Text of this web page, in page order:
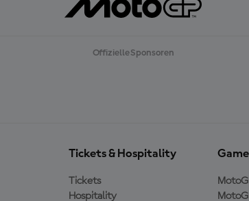
Offizielle Sponsoren
Tickets & Hospitality
Tickets
Hospitality